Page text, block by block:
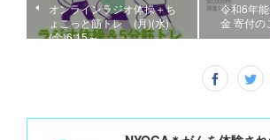
オンラインラジオ体操＋ち
ょこっと筋トレ (月)(水)
(金)6:15～
令和6年
金 寄付の